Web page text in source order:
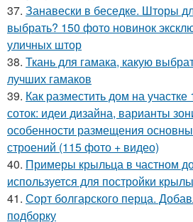
37. Занавески в беседке. Шторы
выбрать? 150 фото новинок
уличных штор
38. Ткань для гамака, какую
лучших гамаков
39. Как разместить дом на участке
соток: идеи дизайна, варианты
особенности размещения
строений (115 фото + видео)
40. Примеры крыльца в частном
используется для постройки
41. Сорт болгарского перца.
подборку